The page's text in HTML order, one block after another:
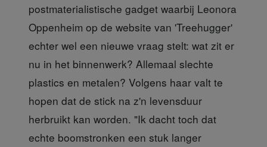
postmaterialistische gadget waarbij Leonora
Oppenheim op de website van 'Treehugger'
echter wel een nieuwe vraag stelt: wat zit er
nu in het binnenwerk? Allemaal slechte
plastics en metalen? Volgens haar valt te
hopen dat de stick na z'n levensduur
herbruikt kan worden. "Ik dacht toch dat
echte boomstronken een stuk langer